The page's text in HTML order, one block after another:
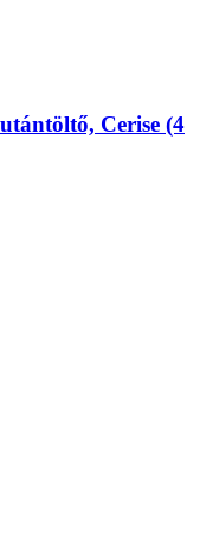
Cerise (4